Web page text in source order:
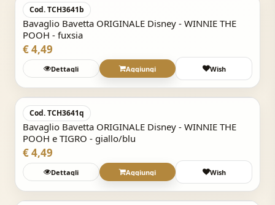
Cod. TCH3641b
Bavaglio Bavetta ORIGINALE Disney - WINNIE THE
POOH - fuxsia
€ 4,49
Dettagli Aggiungi Wish
Acquisto Veloce
Cod. TCH3641q
Bavaglio Bavetta ORIGINALE Disney - WINNIE THE
POOH e TIGRO - giallo/blu
€ 4,49
Dettagli Aggiungi Wish
Acquisto Veloce